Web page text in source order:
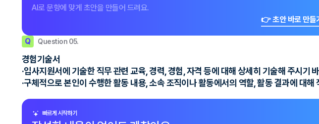
AI로 문항에 맞게 초안을 만들어 드려요.
👉 초안 바로 만들
Q Question 05.
경험기술서
·입사지원서에 기술한 직무 관련 교육, 경력, 경험, 자격 등에 대해 상세히 기술해 주시기
·구체적으로 본인이 수행한 활동 내용, 소속 조직이나 활동에서의 역할, 활동 결과에 대해
빠르게 시작하기